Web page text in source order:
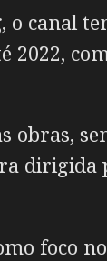
, o canal
obras,
dirigida
foco